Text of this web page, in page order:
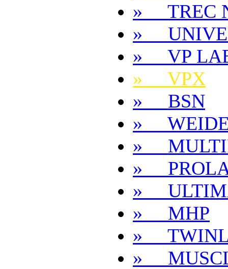
» TREC
»
» VP
» VPX
» BSN
»
»
»
»
» MHP
»
»